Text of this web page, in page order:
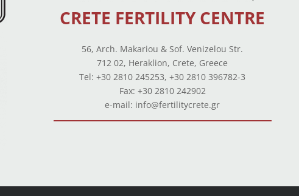
CRETE FERTILITY CENTRE
56, Arch. Makariou & Sof. Venizelou Str.
712 02, Heraklion, Crete, Greece
Tel: +30 2810 245253, +30 2810 396782-3
Fax: +30 2810 242902
e-mail: info@fertilitycrete.gr